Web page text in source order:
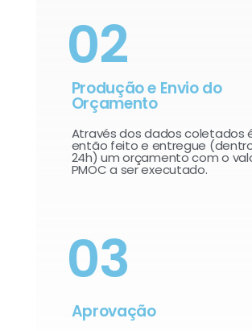
02
Produção e Envio do
Orçamento
Através dos dados coletados
então feito e entregue
24h) um orçamento com o
PMOC a ser executado.
03
Aprovação